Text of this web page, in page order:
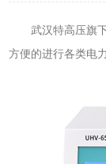
武汉特高压旗
方便的进行各类电